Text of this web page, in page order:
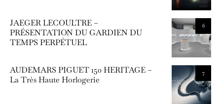
6
JAEGER LECOULTRE –
PRÉSENTATION DU GARDIEN DU
TEMPS PERPÉTUEL
7
AUDEMARS PIGUET 150 HERITAGE –
La Très Haute Horlogerie